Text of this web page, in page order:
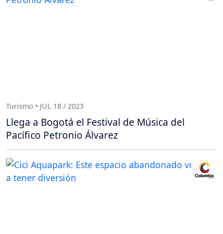
Turismo • JUL 18 / 2023
Llega a Bogotá el Festival de Música del
Pacífico Petronio Álvarez